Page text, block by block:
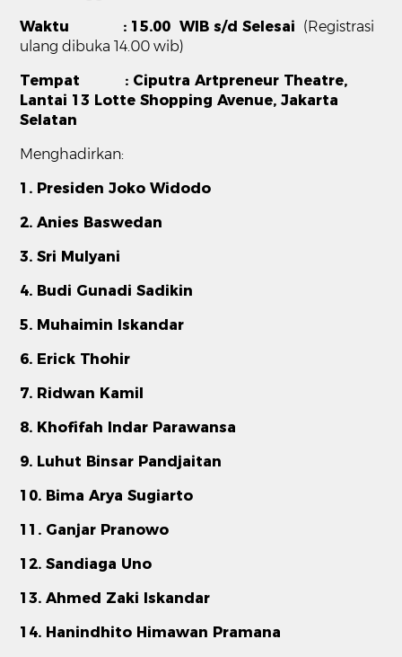
Waktu : 15.00 WIB s/d Selesai (Registrasi
ulang dibuka 14.00 wib)
Tempat : Ciputra Artpreneur Theatre,
Lantai 13 Lotte Shopping Avenue, Jakarta
Selatan
Menghadirkan:
1. Presiden Joko Widodo
2. Anies Baswedan
3. Sri Mulyani
4. Budi Gunadi Sadikin
5. Muhaimin Iskandar
6. Erick Thohir
7. Ridwan Kamil
8. Khofifah Indar Parawansa
9. Luhut Binsar Pandjaitan
10. Bima Arya Sugiarto
11. Ganjar Pranowo
12. Sandiaga Uno
13.Ahmed Zaki Iskandar
14. Hanindhito Himawan Pramana